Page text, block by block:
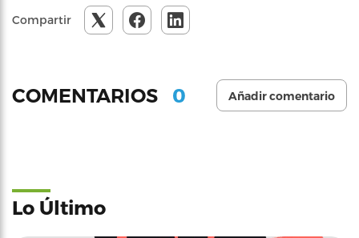
Compartir
COMENTARIOS 0 Añadir comentario
Lo Último